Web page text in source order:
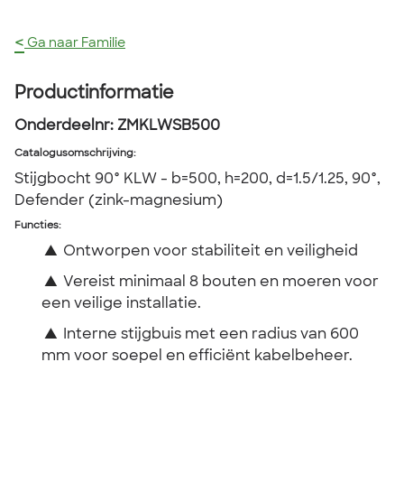
< Ga naar Familie
Productinformatie
Onderdeelnr: ZMKLWSB500
Catalogusomschrijving:
Stijgbocht 90° KLW - b=500, h=200, d=1.5/1.25, 90°,
Defender (zink-magnesium)
Functies:
▲ Ontworpen voor stabiliteit en veiligheid
▲ Vereist minimaal 8 bouten en moeren voor
een veilige installatie.
▲
Interne stijgbuis met een radius van 600
mm voor soepel en efficiënt kabelbeheer.